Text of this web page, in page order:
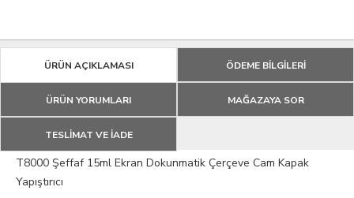
ÜRÜN AÇIKLAMASI ÖDEME BİLGİLERİ
ÜRÜN YORUMLARI MAĞAZAYA SOR
TESLİMAT VE İADE
T8000 Şeffaf 15ml Ekran Dokunmatik Çerçeve Cam Kapak
Yapıştırıcı